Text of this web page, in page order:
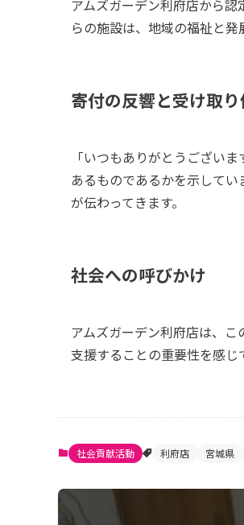
アムズガーデン利府店から
らの施設は、地域の福祉と発
寄付の反響と受け取
「いつもありがとうござい
あるものであるかを示して
が伝わってきます。
社会への呼びかけ
アムズガーデン利府店は、こ
支援することの重要性を感じ
社会貢献活動 利府店 宮城県